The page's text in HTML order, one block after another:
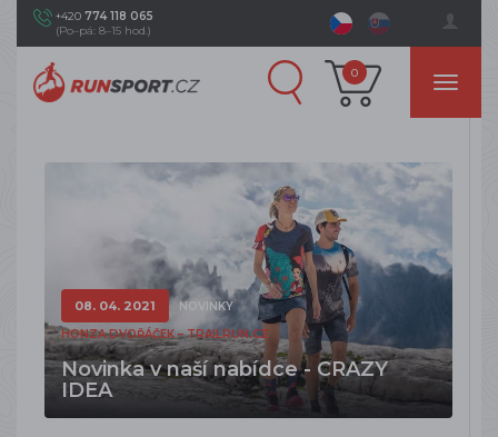
+420 774 118 065
(Po–pá: 8–15 hod.)
0
08. 04. 2021
NOVINKY
HONZA DVOŘÁČEK – TRAILRUN.CZ
Novinka v naší nabídce - CRAZY
IDEA